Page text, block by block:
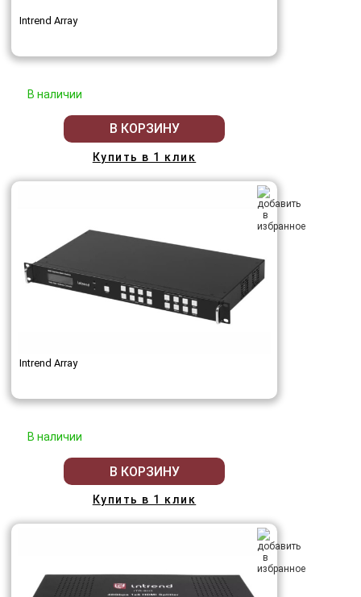
Intrend Array
В наличии
В КОРЗИНУ
Купить в 1 клик
Intrend Array
В наличии
В КОРЗИНУ
Купить в 1 клик